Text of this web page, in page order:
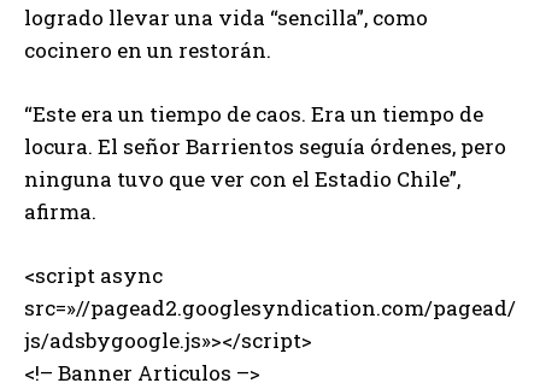
logrado llevar una vida “sencilla”, como
cocinero en un restorán.
“Este era un tiempo de caos. Era un tiempo de
locura. El señor Barrientos seguía órdenes, pero
ninguna tuvo que ver con el Estadio Chile”,
afirma.
<script async
src=»//pagead2.googlesyndication.com/pagead/
js/adsbygoogle.js»></script>
<!– Banner Articulos –>